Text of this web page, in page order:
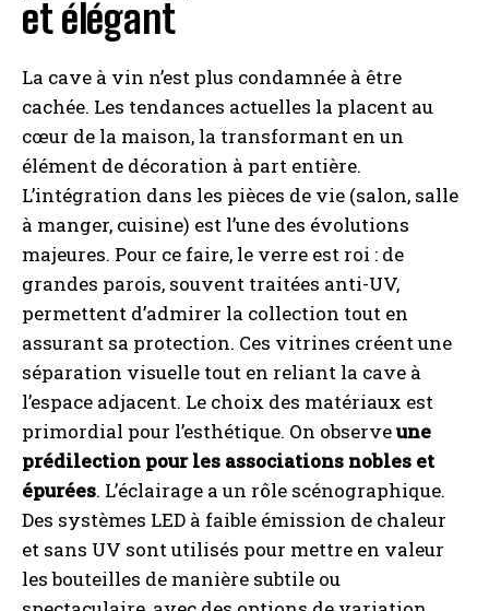
et élégant
La cave à vin n’est plus condamnée à être
cachée. Les tendances actuelles la placent au
cœur de la maison, la transformant en un
élément de décoration à part entière.
L’intégration dans les pièces de vie (salon, salle
à manger, cuisine) est l’une des évolutions
majeures. Pour ce faire, le verre est roi : de
grandes parois, souvent traitées anti-UV,
permettent d’admirer la collection tout en
assurant sa protection. Ces vitrines créent une
séparation visuelle tout en reliant la cave à
l’espace adjacent. Le choix des matériaux est
primordial pour l’esthétique. On observeune
prédilection pour les associations nobles et
épurées. L’éclairage a un rôle scénographique.
Des systèmes LED à faible émission de chaleur
et sans UV sont utilisés pour mettre en valeur
les bouteilles de manière subtile ou